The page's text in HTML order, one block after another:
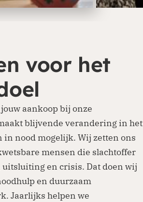
voor het
aankoop bij onze
blijvende verandering in het
in nood mogelijk. Wij zetten ons
mensen die slachtoffer
uitsluiting en crisis. Dat doen wij
en duurzaam
Jaarlijks helpen we